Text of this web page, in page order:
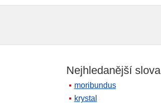
Nejhledanější slova
moribundus
krystal